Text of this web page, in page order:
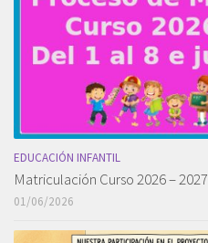
EDUCACIÓN INFANTIL
Matriculación Curso 2026 – 2027
01/06/2026